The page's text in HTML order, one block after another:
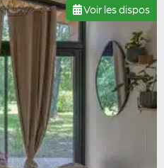
Voir les dispos